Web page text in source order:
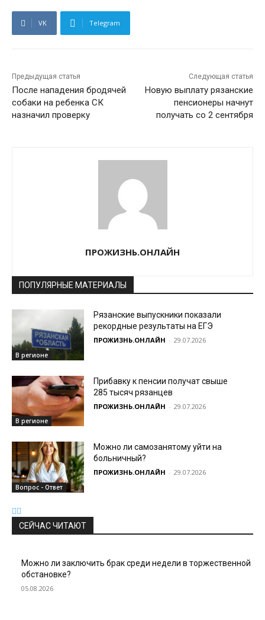
VK Telegram
Предыдущая статья
После нападения бродячей
собаки на ребенка СК
назначил проверку
Следующая статья
Новую выплату рязанские
пенсионеры начнут
получать со 2 сентября
ПРОЖИЗНЬ.ОНЛАЙН
ПОПУЛЯРНЫЕ МАТЕРИАЛЫ
В регионе
Рязанские выпускники показали
рекордные результаты на ЕГЭ
ПРОЖИЗНЬ.ОНЛАЙН - 29.07.2026
В регионе
Прибавку к пенсии получат свыше
285 тысяч рязанцев
ПРОЖИЗНЬ.ОНЛАЙН - 29.07.2026
Вопрос - Ответ
Можно ли самозанятому уйти на
больничный?
ПРОЖИЗНЬ.ОНЛАЙН - 29.07.2026
СЕЙЧАС ЧИТАЮТ
Можно ли заключить брак среди недели в торжественной
обстановке?
05.08.2026